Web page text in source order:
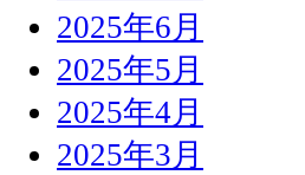
2025年6月
2025年5月
2025年4月
2025年3月